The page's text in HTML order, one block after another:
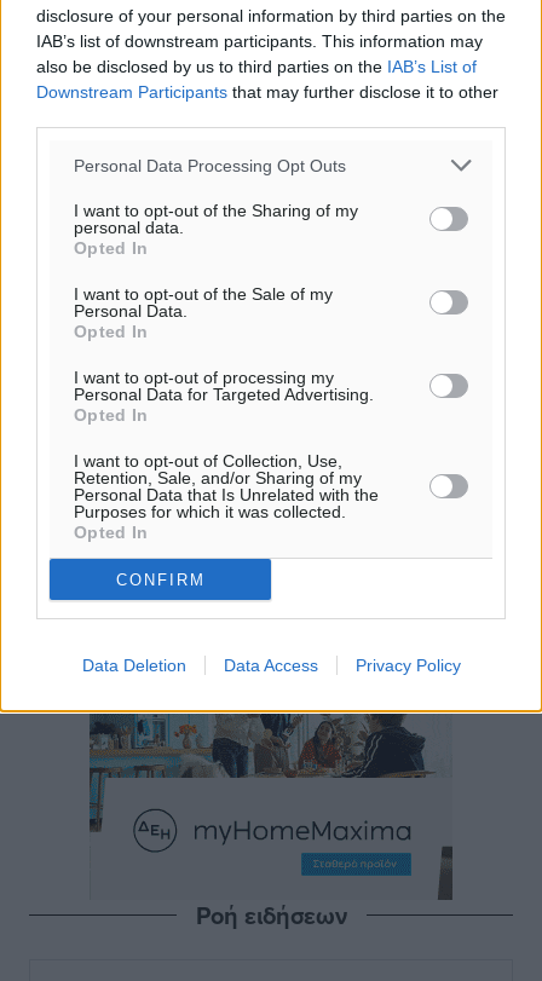
disclosure of your personal information by third parties on the
IAB’s list of downstream participants. This information may
also be disclosed by us to third parties on the IAB’s List of
Downstream Participants that may further disclose it to other
Personal Data Processing Opt Outs
I want to opt-out of the Sharing of my
personal data.
Opted In
I want to opt-out of the Sale of my
Personal Data.
Opted In
I want to opt-out of processing my
Personal Data for Targeted Advertising.
Opted In
I want to opt-out of Collection, Use,
Retention, Sale, and/or Sharing of my
Personal Data that Is Unrelated with the
Purposes for which it was collected.
Opted In
CONFIRM
Data Deletion Data Access Privacy Policy
Ροή ειδήσεων